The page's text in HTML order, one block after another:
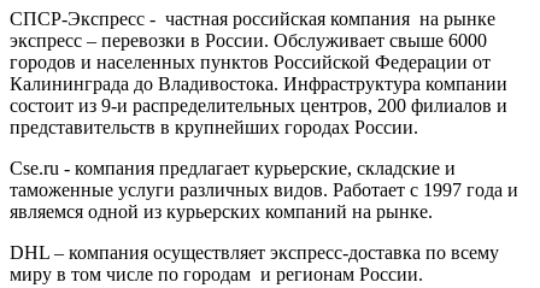
СПСР-Экспресс - частная российская компания на рынке
экспресс – перевозки в России. Обслуживает свыше 6000
городов и населенных пунктов Российской Федерации от
Калининграда до Владивостока. Инфраструктура компании
состоит из 9-и распределительных центров, 200 филиалов и
представительств в крупнейших городах России.
Cse.ru - компания предлагает курьерские, складские и
таможенные услуги различных видов. Работает с 1997 года и
являемся одной из курьерских компаний на рынке.
DHL – компания осуществляет экспресс-доставка по всему
миру в том числе по городам и регионам России.